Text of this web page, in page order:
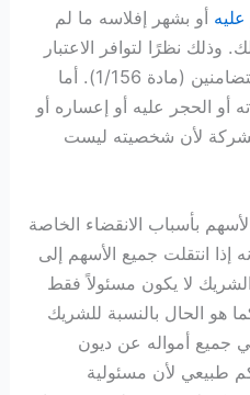
أو بشهر إفلاسه ما لم
نظرًا لتوافر الاعتبار
الشخصي بالنسبة للشركاء المتضامنين (مادة 1/156). أما
أو الحجر عليه أو إعساره أو
لأن شخصيته ليست
بأسباب الانقضاء الخاصة
إذا انتقلت جميع الأسهم إلى
لا يكون مسئولاً فقط
هو الحال بالنسبة للشريك
جميع أمواله عن ديون
وهذا حكم طبيعي لأن مسئولية